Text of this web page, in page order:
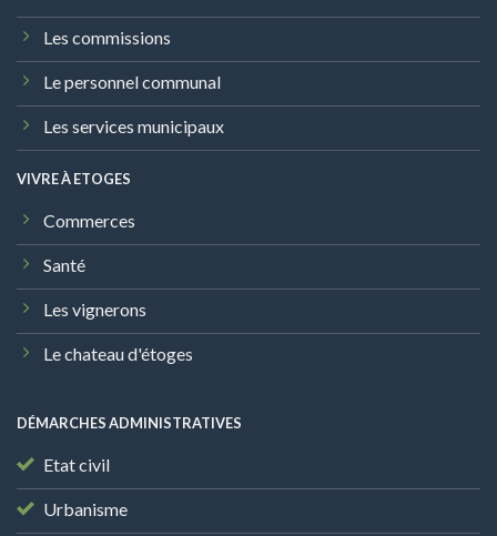
Les commissions
Le personnel communal
Les services municipaux
VIVRE À ETOGES
Commerces
Santé
Les vignerons
Le chateau d'étoges
DÉMARCHES ADMINISTRATIVES
Etat civil
Urbanisme